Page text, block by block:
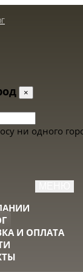
×
ни одного
И ОПЛАТА